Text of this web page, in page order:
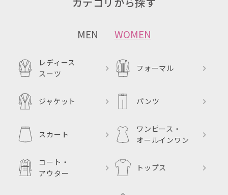
MEN WOMEN
レディース
スーツ
フォーマル
ジャケット パンツ
スカート
ワンピース・
オールインワン
コート・
アウター
トップス